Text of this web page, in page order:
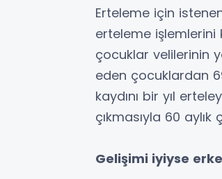
Erteleme için
erteleme işlemlerini
çocuklar velilerinin
eden çocuklardan
kaydını bir yıl
çıkmasıyla 60
Gelişimi iyiyse